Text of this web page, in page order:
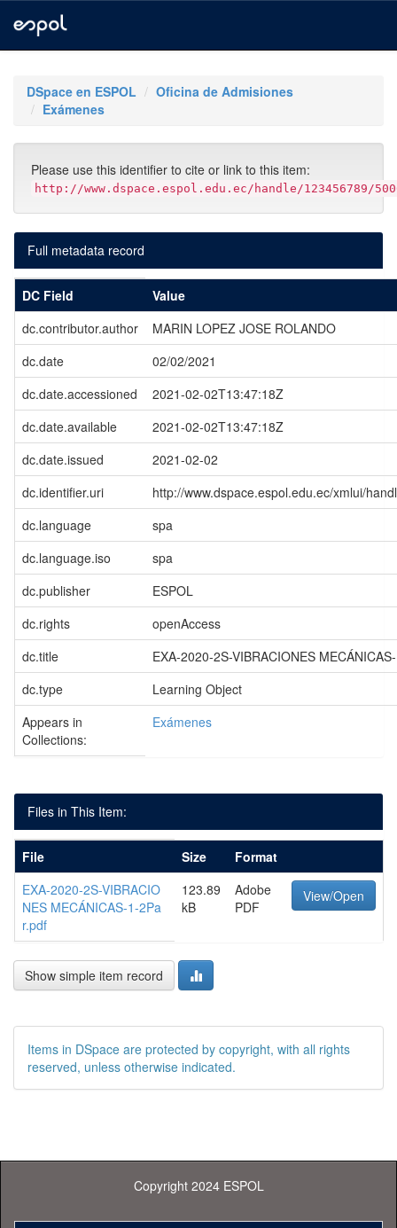
navigationDSpace en ESPOL
Oficina de Admisiones
Exámenes
Please use this identifier to cite or link to this item:
http://www.dspace.espol.edu.ec/handle/123456789/
Full metadata record
DC Field
Value
dc.contributor.author
MARIN LOPEZ JOSE ROLANDO
dc.date
02/02/2021
dc.date.accessioned
2021-02-02T13:47:18Z
dc.date.available
2021-02-02T13:47:18Z
dc.date.issued
2021-02-02
dc.identifier.uri
http://www.dspace.espol.edu.ec/xmlui/
dc.language
spa
dc.language.iso
spa
dc.publisher
ESPOL
dc.rights
openAccess
dc.title
EXA-2020-2S-VIBRACIONES
dc.type
Learning Object
Appears in
Collections:
Exámenes
Files in This Item:
File Size
Format
EXA-2020-2S-VIBRACIO
NES MECÁNICAS-1-2Pa
r.pdf
123.89
kB
Adobe
PDF
View/Open
Show simple item record
Items in DSpace are protected by copyright, with all rights
reserved, unless otherwise indicated.
Copyright 2024 ESPOL